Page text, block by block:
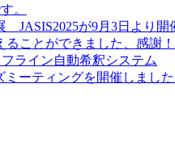
。
JASIS2025が9月3日より開
ことができました、感謝！
ライン自動希釈システム
ミーティングを開催しまし